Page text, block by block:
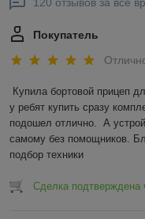
120 отзывов за всё
Покупатель
Купила бортовой прицеп
у ребят купить сразу
подошел отлично.  А
самому без помощников.
подбор техники
Сделка подтверждена